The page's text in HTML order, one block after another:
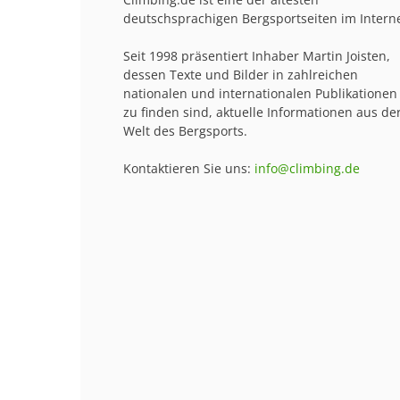
deutschsprachigen Bergsportseiten im
Seit 1998 präsentiert Inhaber Martin Joisten,
dessen Texte und Bilder in zahlreichen
nationalen und internationalen Publikationen
zu finden sind, aktuelle Informationen aus
Welt des Bergsports.
Kontaktieren Sie uns: info@climbing.de